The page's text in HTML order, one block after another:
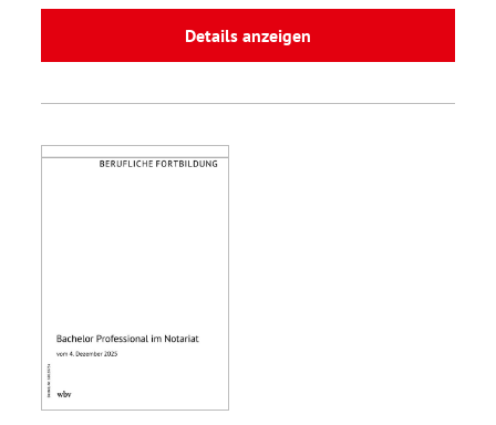
Details anzeigen